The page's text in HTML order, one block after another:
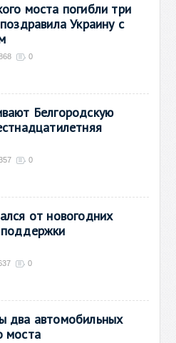
моста погибли три
Украину с
0
Белгородскую
0
от новогодних
0
два автомобильных
моста